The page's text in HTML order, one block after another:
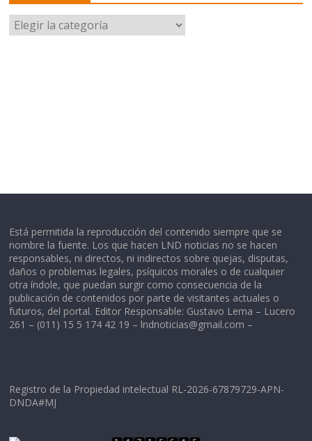
Categorías
Está permitida la reproducción del contenido siempre que se
nombre la fuente. Los que hacen LND noticias no se hacen
responsables, ni directos, ni indirectos sobre quejas, disputas,
daños o problemas legales, psíquicos morales o de cualquier
otra índole, que puedan surgir como consecuencia de la
publicación de contenidos por parte de visitantes actuales o
futuros, del portal. Editor Responsable: Gustavo Lema – Lucero
261 – (011) 15 5 174 42 19 – lndnoticias@gmail.com –
Registro de la Propiedad intelectual RL-2026-67879729-APN-
DNDA#MJ